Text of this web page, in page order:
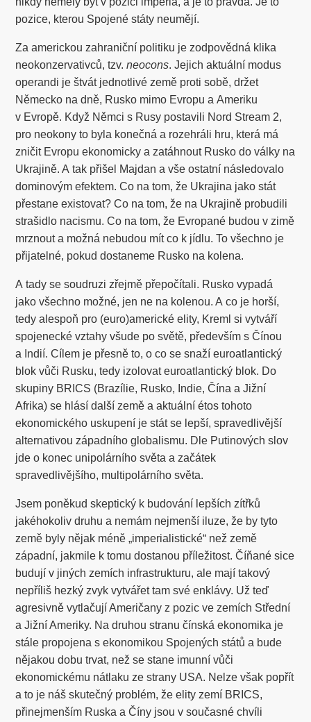
pozice, kterou Spojené státy neumějí.
Za americkou zahraniční politiku je zodpovědná klika
neokonzervativců, tzv.neocons. Jejich aktuální modus
operandi je štvát jednotlivé země proti sobě, držet
Německo na dně, Rusko mimo Evropu a Ameriku
v Evropě. Když Němci s Rusy postavili Nord Stream 2,
pro neokony to byla konečná a rozehráli hru, která má
zničit Evropu ekonomicky a zatáhnout Rusko do války na
Ukrajině. A tak přišel Majdan a vše ostatní následovalo
dominovým efektem. Co na tom, že Ukrajina jako stát
přestane existovat? Co na tom, že na Ukrajině probudili
strašidlo nacismu. Co na tom, že Evropané budou v zimě
mrznout a možná nebudou mít co k jídlu. To všechno je
přijatelné, pokud dostaneme Rusko na kolena.
A tady se soudruzi zřejmě přepočítali. Rusko vypadá
jako všechno možné, jen ne na kolenou. A co je horší,
tedy alespoň pro (euro)americké elity, Kreml si vytváří
spojenecké vztahy všude po světě, především s Čínou
a Indií. Cílem je přesně to, o co se snaží euroatlantický
blok vůči Rusku, tedy izolovat euroatlantický blok. Do
skupiny BRICS (Brazílie, Rusko, Indie, Čína a Jižní
Afrika) se hlásí další země a aktuální étos tohoto
ekonomického uskupení je stát se lepší, spravedlivější
alternativou západního globalismu. Dle Putinových slov
jde o konec unipolárního světa a začátek
spravedlivějšího, multipolárního světa.
Jsem poněkud skeptický k budování lepších zítřků
jakéhokoliv druhu a nemám nejmenší iluze, že by tyto
země byly nějak méně „imperialistické“ než země
západní, jakmile k tomu dostanou příležitost. Číňané sice
budují v jiných zemích infrastrukturu, ale mají takový
nepříliš hezký zvyk vytvářet tam své enklávy. Už teď
agresivně vytlačují Američany z pozic ve zemích Střední
a Jižní Ameriky. Na druhou stranu čínská ekonomika je
stále propojena s ekonomikou Spojených států a bude
nějakou dobu trvat, než se stane imunní vůči
ekonomickému nátlaku ze strany USA. Nelze však popřít
a to je náš skutečný problém, že elity zemí BRICS,
přinejmenším Ruska a Číny jsou v současné chvíli